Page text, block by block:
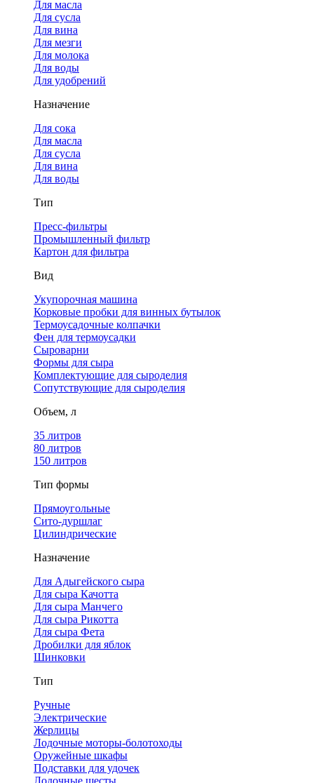
Для масла
Для сусла
Для вина
Для мезги
Для молока
Для воды
Для удобрений
Назначение
Для сока
Для масла
Для сусла
Для вина
Для воды
Тип
Пресс-фильтры
Промышленный фильтр
Картон для фильтра
Вид
Укупорочная машина
Корковые пробки для винных бутылок
Термоусадочные колпачки
Фен для термоусадки
Сыроварни
Формы для сыра
Комплектующие для сыроделия
Сопутствующие для сыроделия
Объем, л
35 литров
80 литров
150 литров
Тип формы
Прямоугольные
Сито-дуршлаг
Цилиндрические
Назначение
Для Адыгейского сыра
Для сыра Качотта
Для сыра Манчего
Для сыра Рикотта
Для сыра Фета
Дробилки для яблок
Шинковки
Тип
Ручные
Электрические
Жерлицы
Лодочные моторы-болотоходы
Оружейные шкафы
Подставки для удочек
Лодочные шесты